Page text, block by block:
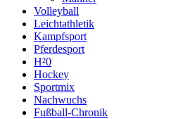
Volleyball
Leichtathletik
Kampfsport
Pferdesport
H²0
Hockey
Sportmix
Nachwuchs
Fußball-Chronik